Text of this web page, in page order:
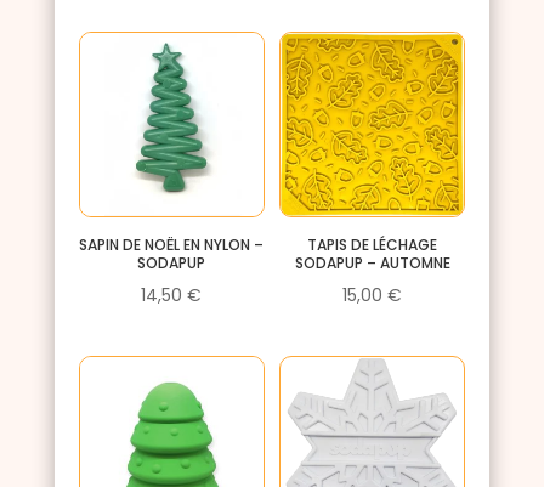
prix :
11,00 €
14,00 €
SAPIN DE NOËL EN NYLON –
SODAPUP
14,50€
TAPIS DE LÉCHAGE
SODAPUP – AUTOMNE
15,00€